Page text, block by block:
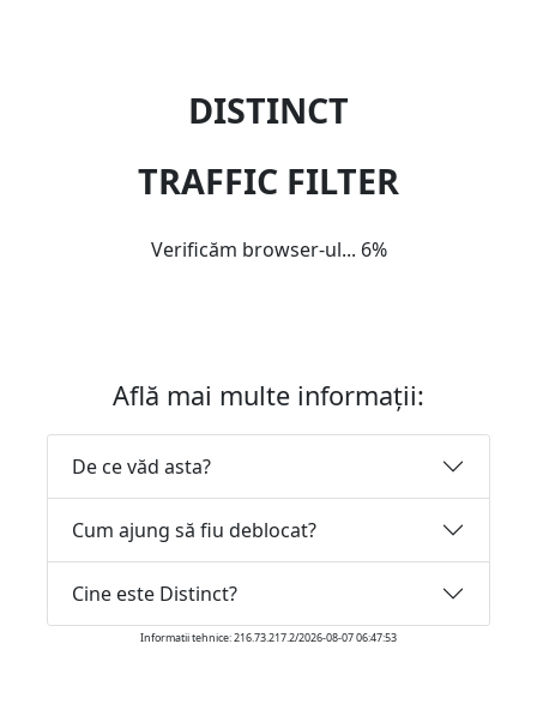
DISTINCT
TRAFFIC FILTER
Verificăm browser-ul... 6%
Află mai multe informații:
De ce văd asta?
Cum ajung să fiu deblocat?
Cine este Distinct?
Informatii tehnice: 216.73.217.2/2026-08-07 06:47:53